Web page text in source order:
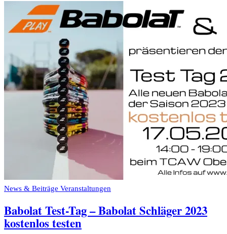
News & Beiträge Veranstaltungen
Babolat Test-Tag – Babolat Schläger 2023
kostenlos testen